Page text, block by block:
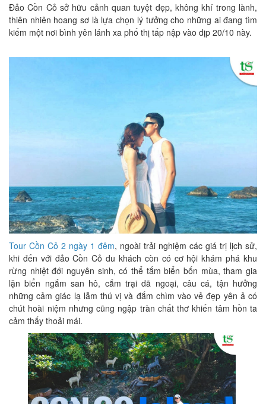
Đảo Cồn Cỏ sở hữu cảnh quan tuyệt đẹp, không khí trong lành,
thiên nhiên hoang sơ là lựa chọn lý tưởng cho những ai đang tìm
kiếm một nơi bình yên lánh xa phố thị tấp nập vào dịp 20/10 này.
Tour Cồn Cỏ 2 ngày 1 đêm, ngoài trải nghiệm các giá trị lịch sử,
khi đến với đảo Cồn Cỏ du khách còn có cơ hội khám phá khu
rừng nhiệt đới nguyên sinh, có thể tắm biển bốn mùa, tham gia
lặn biển ngắm san hô, cắm trại dã ngoại, câu cá, tận hưởng
những cảm giác lạ lẫm thú vị và đắm chìm vào vẻ đẹp yên ả có
chút hoài niệm nhưng cũng ngập tràn chất thơ khiến tâm hồn ta
cảm thấy thoải mái.